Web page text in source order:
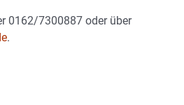
0162/7300887 oder über
.